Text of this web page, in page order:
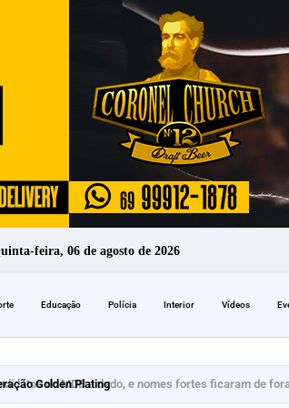
feira, 06 de agosto de 2026
Educação Polícia Interior Vídeos
Golden Plating